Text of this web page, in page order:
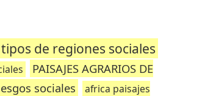
tipos de regiones sociales
PAISAJES AGRARIOS DE
sociales
africa paisajes